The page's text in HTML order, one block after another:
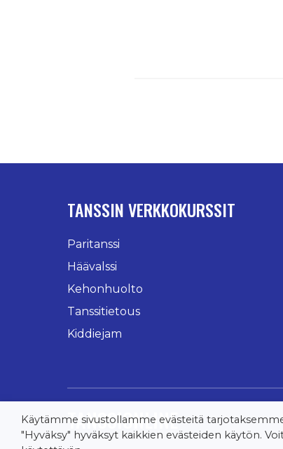
TANSSIN VERKKOKURSSIT
Paritanssi
Häävalssi
Kehonhuolto
Tanssitietous
Kiddiejam
TANSSIONLINE
Käytämme sivustollamme evästeitä
"Hyväksy" hyväksyt kaikkien evästeiden käytön.